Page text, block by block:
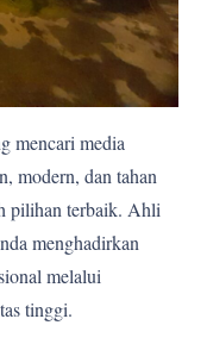
mencari media
modern, dan tahan
pilihan terbaik. Ahli
menghadirkan
melalui
tinggi.